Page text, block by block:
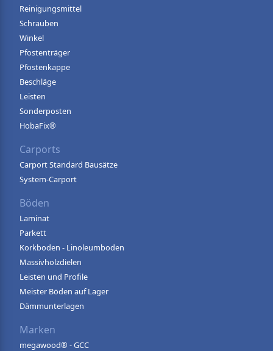
Reinigungsmittel
Schrauben
Winkel
Pfostenträger
Pfostenkappe
Beschläge
Leisten
Sonderposten
HobaFix®
Carports
Carport Standard Bausätze
System-Carport
Böden
Laminat
Parkett
Korkboden - Linoleumboden
Massivholzdielen
Leisten und Profile
Meister Böden auf Lager
Dämmunterlagen
Marken
megawood® - GCC